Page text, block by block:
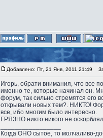
Добавлено: Пт, 21 Янв, 2011 21:49
Игорь, обрати внимания, что все
именно те, которые начинал он.
форум, так сильно стремятся его
открывали новых тем?. НИКТО!
все, ибо многим было интересно.
ГРЯЗНО никто никого не
Когда ОНО сытое, то молчаливо-